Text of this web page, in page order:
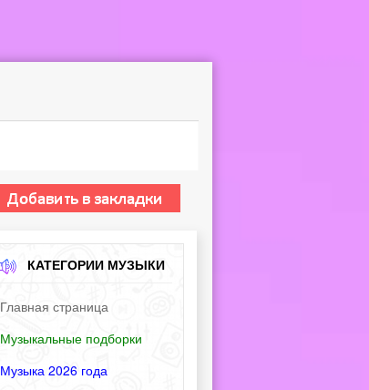
КАТЕГОРИИ МУЗЫКИ
Главная страница
Музыкальные подборки
Музыка 2026 года